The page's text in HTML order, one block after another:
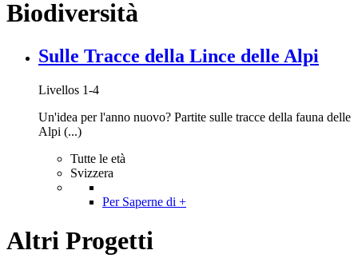
Biodiversità
Sulle Tracce della Lince delle Alpi
Livellos 1-4
Un'idea per l'anno nuovo? Partite sulle tracce della fauna delle
Alpi (...)
Tutte le età
Svizzera
Per Saperne di +
Altri Progetti